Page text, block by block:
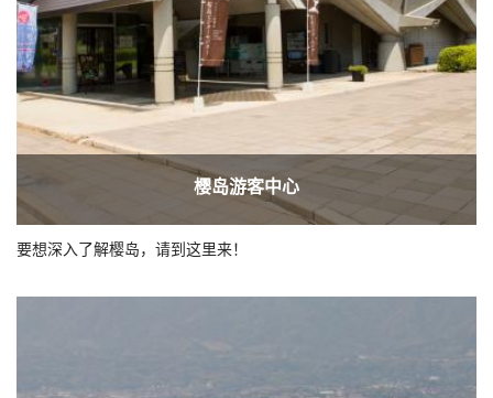
樱岛游客中心
要想深入了解樱岛，请到这里来！